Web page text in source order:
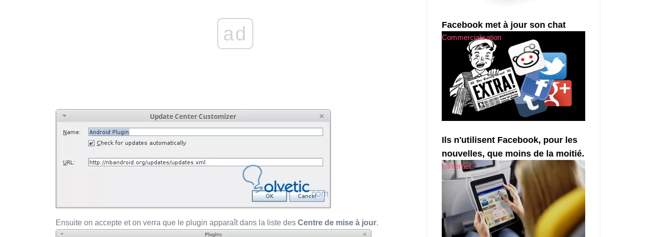
ad
Ensuite on accepte et on verra que le plugin apparaît dans la liste des Centre de mise à jour.
Facebook met à jour son chat
Commercialisation
Ils n'utilisent Facebook, pour les
nouvelles, que moins de la moitié.
L'Internet